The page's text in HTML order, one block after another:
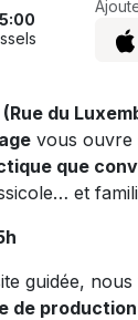
du
vous ouvre
que
et
guidée,
de production